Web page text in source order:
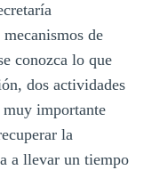
de
conozca lo que
dos actividades
muy importante
la
a llevar un tiempo